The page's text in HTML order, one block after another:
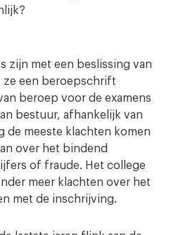
zijn met een beslissing van
ze een beroepschrift
beroep voor de examens
bestuur, afhankelijk van
de meeste klachten komen
over het bindend
of fraude. Het college
meer klachten over het
met de inschrijving.